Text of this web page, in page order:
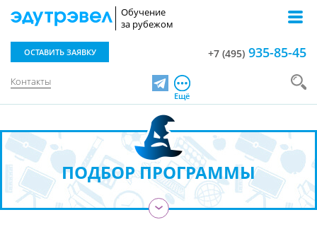
Обучение
за рубежом
Контакты
ОСТАВИТЬ ЗАЯВКУ +7 (495) 935-85-45
TelegramЕщё
ПОДБОР ПРОГРАММЫ
›